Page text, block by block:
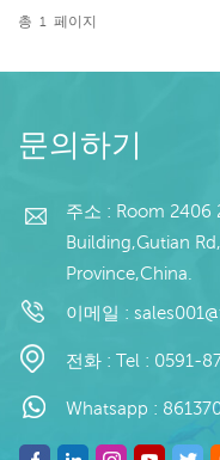
직물 가방(맞춤형) 판매
20피트 컨테이너 / 40
배송: 입금 확인 후 20일
내 원산지: 중국 브랜드:
총 1 페이지
문의하기
주소 : Room 2406
Building,Gutian
Province,China.
이메일 :
전화 : Tel : 0591-
Whatsapp :